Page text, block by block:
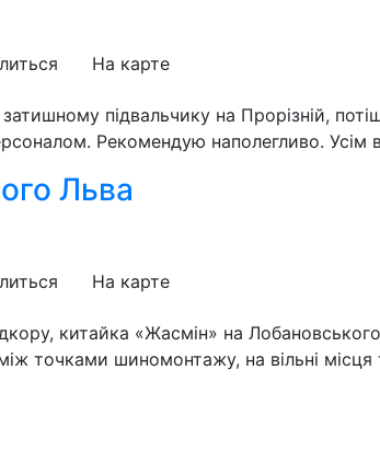
На карте
підвальчику на Прорізній,
Рекомендую наполегливо. Усім
Льва
На карте
китайка «Жасмін» на
точками шиномонтажу, на вільні